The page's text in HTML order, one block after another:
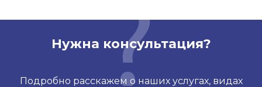
Нужна консультация?
Подробно расскажем о наших услугах, видах